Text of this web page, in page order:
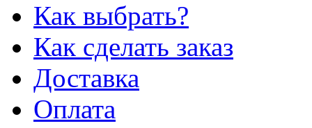
Как выбрать?
Как сделать заказ
Доставка
Оплата